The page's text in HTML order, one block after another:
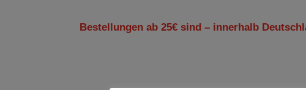
Bestellungen ab 25€ sind – innerhalb